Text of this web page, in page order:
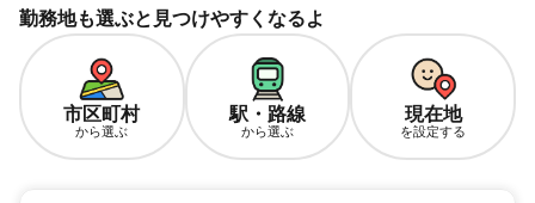
勤務地も選ぶと見つけやすくなるよ
市区町村
から選ぶ
駅・路線
から選ぶ
現在地
を設定する